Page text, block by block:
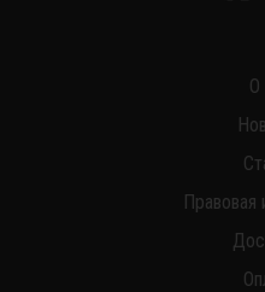
О
Правовая